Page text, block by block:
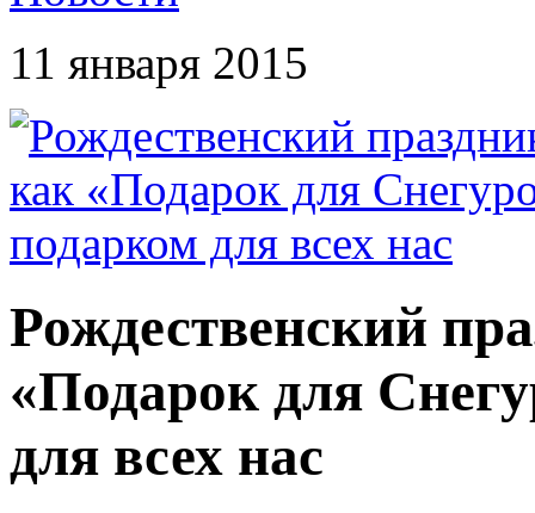
11 января 2015
Рождественский
«Подарок для
для всех нас